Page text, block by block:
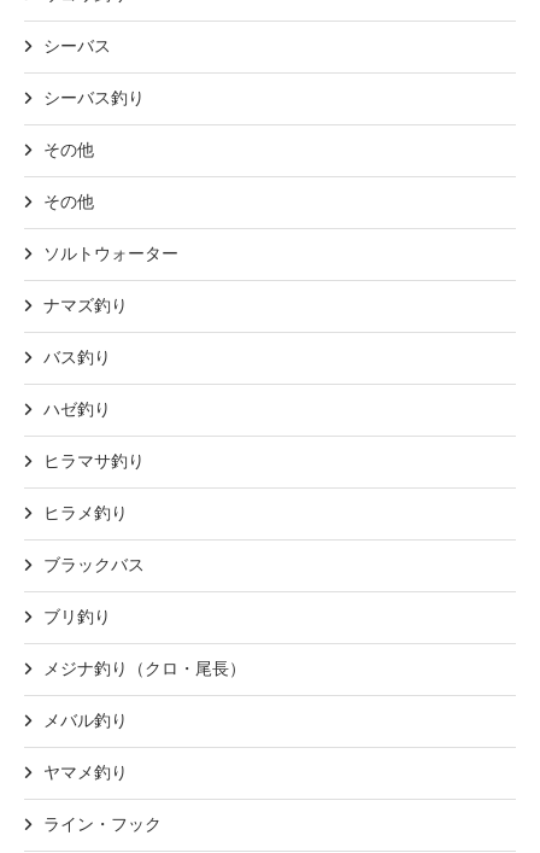
シーバス
シーバス釣り
その他
その他
ソルトウォーター
ナマズ釣り
バス釣り
ハゼ釣り
ヒラマサ釣り
ヒラメ釣り
ブラックバス
ブリ釣り
メジナ釣り（クロ・尾長）
メバル釣り
ヤマメ釣り
ライン・フック